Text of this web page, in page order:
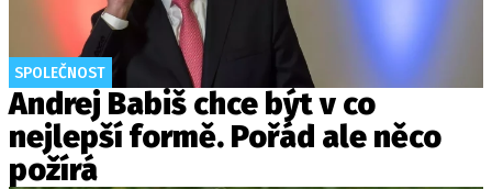
SPOLEČNOST
Andrej Babiš chce být v co
nejlepší formě. Pořád ale něco
požírá